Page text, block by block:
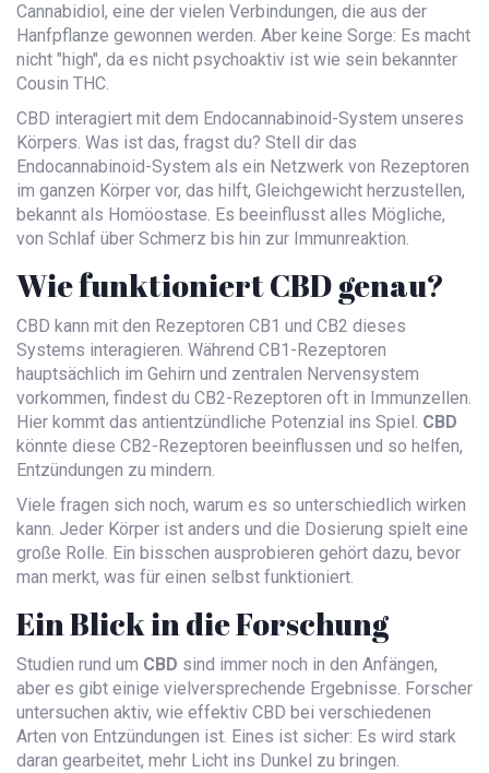
Cannabidiol, eine der vielen Verbindungen, die aus der
Hanfpflanze gewonnen werden. Aber keine Sorge: Es macht
nicht "high", da es nicht psychoaktiv ist wie sein bekannter
Cousin THC.
CBD interagiert mit dem Endocannabinoid-System unseres
Körpers. Was ist das, fragst du? Stell dir das
Endocannabinoid-System als ein Netzwerk von Rezeptoren
im ganzen Körper vor, das hilft, Gleichgewicht herzustellen,
bekannt als Homöostase. Es beeinflusst alles Mögliche,
von Schlaf über Schmerz bis hin zur Immunreaktion.
Wie funktioniert CBD genau?
CBD kann mit den Rezeptoren CB1 und CB2 dieses
Systems interagieren. Während CB1-Rezeptoren
hauptsächlich im Gehirn und zentralen Nervensystem
vorkommen, findest du CB2-Rezeptoren oft in Immunzellen.
Hier kommt das antientzündliche Potenzial ins Spiel. CBD
könnte diese CB2-Rezeptoren beeinflussen und so helfen,
Entzündungen zu mindern.
Viele fragen sich noch, warum es so unterschiedlich wirken
kann. Jeder Körper ist anders und die Dosierung spielt eine
große Rolle. Ein bisschen ausprobieren gehört dazu, bevor
man merkt, was für einen selbst funktioniert.
Ein Blick in die Forschung
Studien rund um CBD sind immer noch in den Anfängen,
aber es gibt einige vielversprechende Ergebnisse. Forscher
untersuchen aktiv, wie effektiv CBD bei verschiedenen
Arten von Entzündungen ist. Eines ist sicher: Es wird stark
daran gearbeitet, mehr Licht ins Dunkel zu bringen.